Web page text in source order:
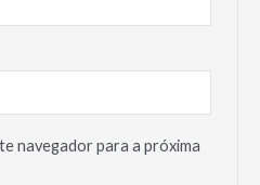
navegador para a próxima